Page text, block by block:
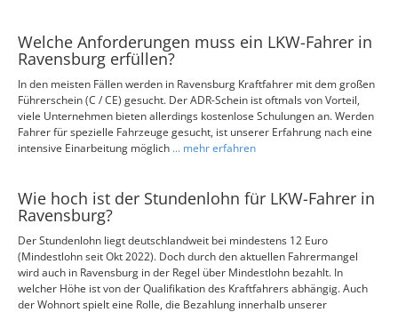
Welche Anforderungen muss ein LKW-Fahrer in
Ravensburg erfüllen?
In den meisten Fällen werden in Ravensburg Kraftfahrer mit dem großen
Führerschein (C / CE) gesucht. Der ADR-Schein ist oftmals von Vorteil,
viele Unternehmen bieten allerdings kostenlose Schulungen an. Werden
Fahrer für spezielle Fahrzeuge gesucht, ist unserer Erfahrung nach eine
intensive Einarbeitung möglich ... mehr erfahren
Wie hoch ist der Stundenlohn für LKW-Fahrer in
Ravensburg?
Der Stundenlohn liegt deutschlandweit bei mindestens 12 Euro
(Mindestlohn seit Okt 2022). Doch durch den aktuellen Fahrermangel
wird auch in Ravensburg in der Regel über Mindestlohn bezahlt. In
welcher Höhe ist von der Qualifikation des Kraftfahrers abhängig. Auch
der Wohnort spielt eine Rolle, die Bezahlung innerhalb unserer